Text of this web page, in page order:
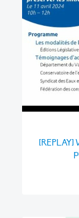
[REPLAY]